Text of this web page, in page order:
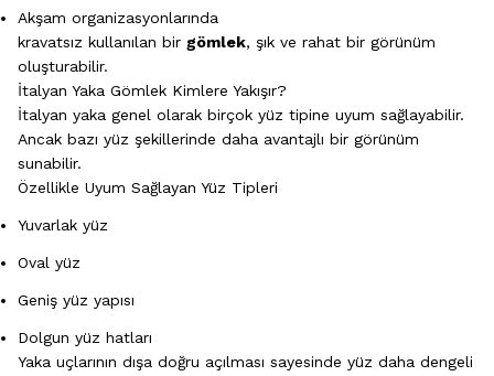
Akşam organizasyonlarında
kravatsız kullanılan bir gömlek, şık ve rahat bir görünüm
oluşturabilir.
İtalyan Yaka Gömlek Kimlere Yakışır?
İtalyan yaka genel olarak birçok yüz tipine uyum sağlayabilir.
Ancak bazı yüz şekillerinde daha avantajlı bir görünüm
sunabilir.
Özellikle Uyum Sağlayan Yüz Tipleri
Yuvarlak yüz
Oval yüz
Geniş yüz yapısı
Dolgun yüz hatları
Yaka uçlarının dışa doğru açılması sayesinde yüz daha dengeli